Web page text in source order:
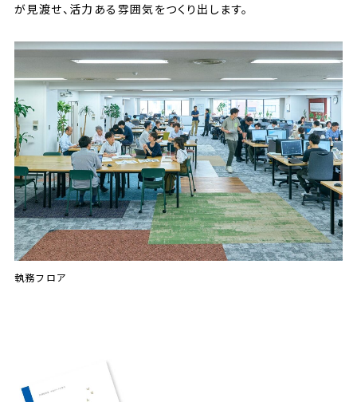
が見渡せ、活力ある雰囲気をつくり出します。
執務フロア